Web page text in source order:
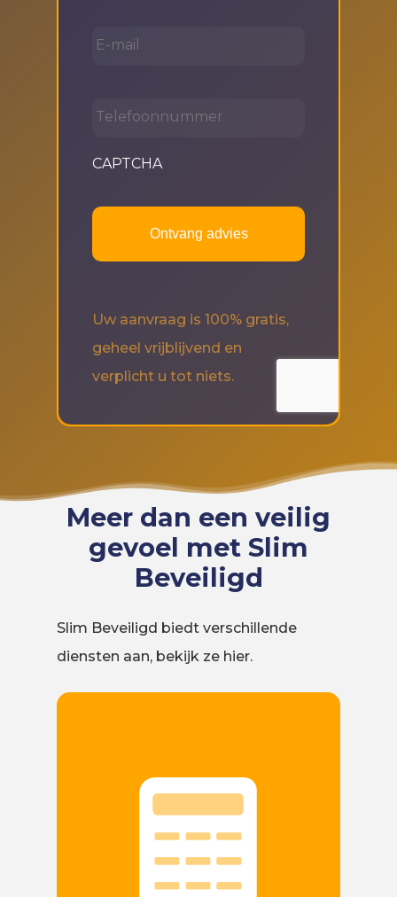
CAPTCHA
Uw aanvraag is 100% gratis,
geheel vrijblijvend en
verplicht u tot niets.
Meer dan een veilig
gevoel met Slim
Beveiligd
Slim Beveiligd biedt verschillende
diensten aan, bekijk ze hier.